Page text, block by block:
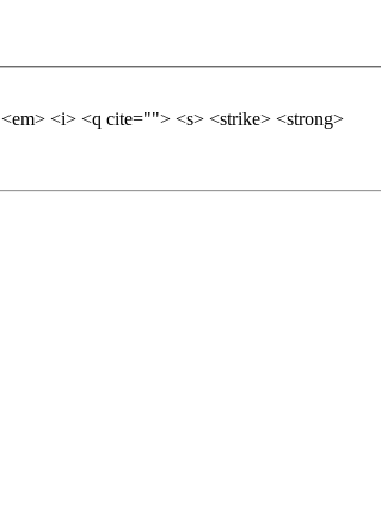
<i> <q cite=""> <s> <strike> <strong>